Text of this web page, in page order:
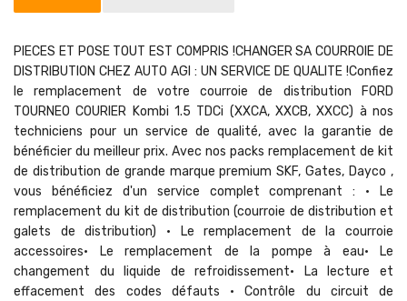
PIECES ET POSE TOUT EST COMPRIS !CHANGER SA COURROIE DE
DISTRIBUTION CHEZ AUTO AGI : UN SERVICE DE QUALITE !Confiez
le remplacement de votre courroie de distribution FORD
TOURNEO COURIER Kombi 1.5 TDCi (XXCA, XXCB, XXCC) à nos
techniciens pour un service de qualité, avec la garantie de
bénéficier du meilleur prix. Avec nos packs remplacement de kit
de distribution de grande marque premium SKF, Gates, Dayco ,
vous bénéficiez d'un service complet comprenant : • Le
remplacement du kit de distribution (courroie de distribution et
galets de distribution) • Le remplacement de la courroie
accessoires• Le remplacement de la pompe à eau• Le
changement du liquide de refroidissement• La lecture et
effacement des codes défauts • Contrôle du circuit de